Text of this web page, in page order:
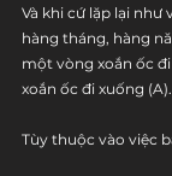
Và khi cứ lặp lại như
hàng tháng, hàng
một vòng xoắn ốc
xoắn ốc đi xuống (A).
Tùy thuộc vào việc